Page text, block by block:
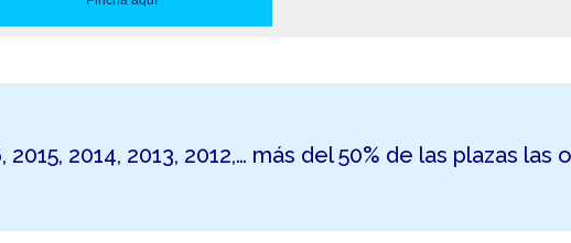
2015, 2014, 2013, 2012,… más del 50% de las plazas